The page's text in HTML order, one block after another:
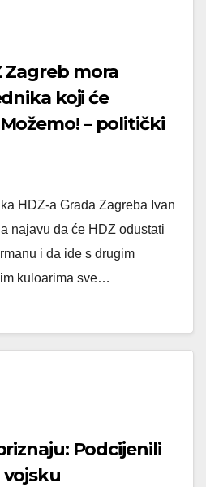
Zagreb mora
koji će
– politički
HDZ-a Grada Zagreba Ivan
najavu da će HDZ odustati
i da ide s drugim
kuloarima sve…